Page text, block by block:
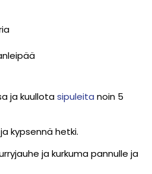
ja kuullotasipuleita noin 5
kypsennä hetki.
ja kurkuma pannulle ja